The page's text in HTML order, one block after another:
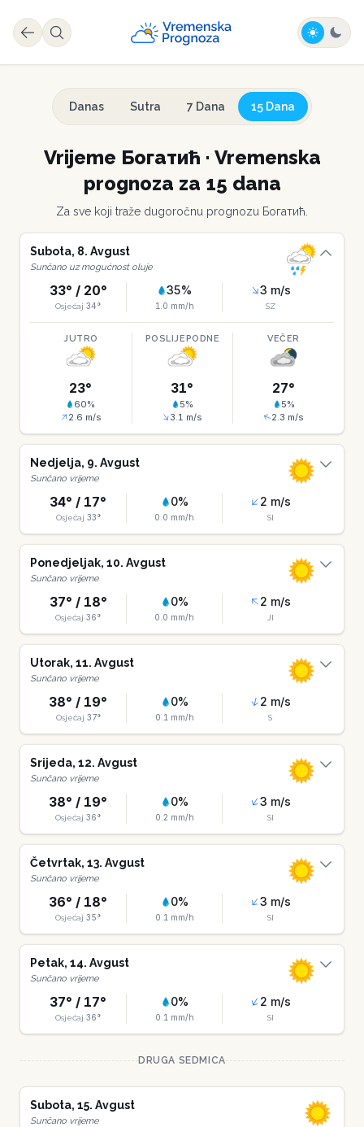
Danas Sutra 7 Dana 15 Dana
Vrijeme Богатић · Vremenska
prognoza za 15 dana
Za sve koji traže dugoročnu prognozu Богатић
Subota, 8. Avgust
Sunčano uz mogućnost oluje
33° / 20°
Osjećaj 34°
35%
1.0 mm/h
3 m/s
SZ
JUTRO
23°
60%
2.6 m/s
POSLIJEPODNE
31°
5%
3.1 m/s
VEČER
27°
5%
2.3 m/s
Nedjelja, 9. Avgust
Sunčano vrijeme
34° / 17°
Osjećaj 33°
0%
0.0 mm/h
2 m/s
SI
Ponedjeljak, 10. Avgust
Sunčano vrijeme
37° / 18°
Osjećaj 36°
0%
0.0 mm/h
2 m/s
JI
Utorak, 11. Avgust
Sunčano vrijeme
38° / 19°
Osjećaj 37°
0%
0.1 mm/h
2 m/s
S
Srijeda, 12. Avgust
Sunčano vrijeme
38° / 19°
Osjećaj 36°
0%
0.2 mm/h
3 m/s
SI
Četvrtak, 13. Avgust
Sunčano vrijeme
36° / 18°
Osjećaj 35°
0%
0.1 mm/h
3 m/s
SI
Petak, 14. Avgust
Sunčano vrijeme
37° / 17°
Osjećaj 36°
0%
0.1 mm/h
2 m/s
SI
DRUGA SEDMICA
Subota, 15. Avgust
Sunčano vrijeme